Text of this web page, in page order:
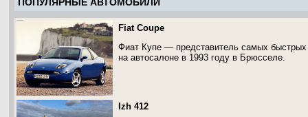
Fiat Coupe
Фиат Купе — представитель самых
на автосалоне в 1993 году в Брюсселе.
Izh 412